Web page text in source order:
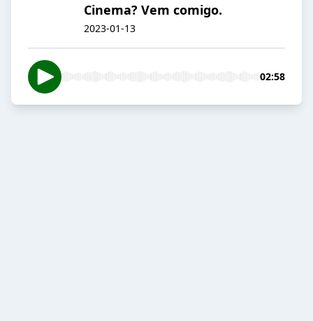
Cinema? Vem comigo.
2023-01-13
02:58